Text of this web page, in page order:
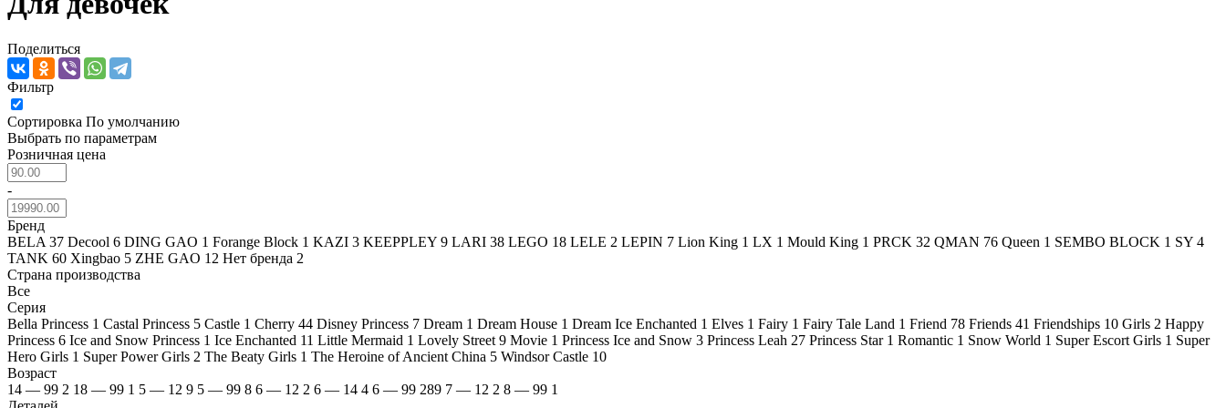
Поделиться
Фильтр
Сортировка По умолчанию
Выбрать по параметрам
Розничная цена
-
Бренд
BELA 37 Decool 6 DING GAO 1 Forange Block 1 KAZI 3 KEEPPLEY 9 LARI 38 LEGO 18 LELE 2 LEPIN 7 Lion King 1 LX 1 Mould King 1 PRCK 32 QMAN 76 Queen 1 SEMBO BLOCK 1 SY 4
TANK 60 Xingbao 5 ZHE GAO 12 Нет бренда 2
Страна производства
Все
Серия
Bella Princess 1 Castal Princess 5 Castle 1 Cherry 44 Disney Princess 7 Dream 1 Dream House 1 Dream Ice Enchanted 1 Elves 1 Fairy 1 Fairy Tale Land 1 Friend 78 Friends 41 Friendships 10 Girls 2 Happy
Princess 6 Ice and Snow Princess 1 Ice Enchanted 11 Little Mermaid 1 Lovely Street 9 Movie 1 Princess Ice and Snow 3 Princess Leah 27 Princess Star 1 Romantic 1 Snow World 1 Super Escort Girls 1 Super
Hero Girls 1 Super Power Girls 2 The Beaty Girls 1 The Heroine of Ancient China 5 Windsor Castle 10
Возраст
14 — 99 2 18 — 99 1 5 — 12 9 5 — 99 8 6 — 12 2 6 — 14 4 6 — 99 289 7 — 12 2 8 — 99 1